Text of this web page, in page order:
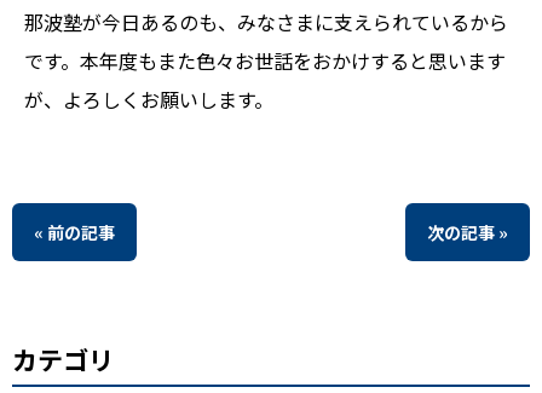
那波塾が今日あるのも、みなさまに支えられているから
です。本年度もまた色々お世話をおかけすると思います
が、よろしくお願いします。
« 前の記事 次の記事 »
カテゴリ